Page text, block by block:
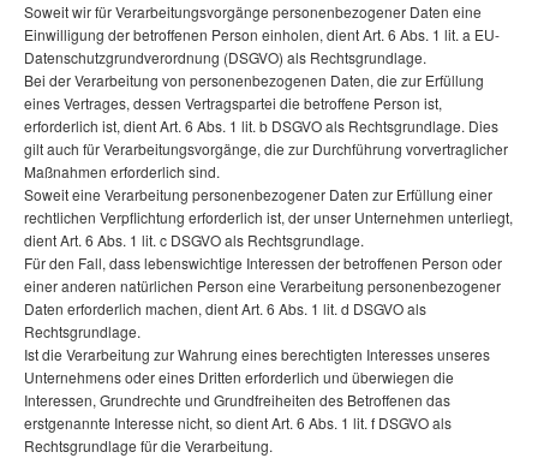
Soweit wir für Verarbeitungsvorgänge personenbezogener Daten eine
Einwilligung der betroffenen Person einholen, dient Art. 6 Abs. 1 lit. a EU-
Datenschutzgrundverordnung (DSGVO) als Rechtsgrundlage.
Bei der Verarbeitung von personenbezogenen Daten, die zur Erfüllung
eines Vertrages, dessen Vertragspartei die betroffene Person ist,
erforderlich ist, dient Art. 6 Abs. 1 lit. b DSGVO als Rechtsgrundlage. Dies
gilt auch für Verarbeitungsvorgänge, die zur Durchführung vorvertraglicher
Maßnahmen erforderlich sind.
Soweit eine Verarbeitung personenbezogener Daten zur Erfüllung einer
rechtlichen Verpflichtung erforderlich ist, der unser Unternehmen unterliegt,
dient Art. 6 Abs. 1 lit. c DSGVO als Rechtsgrundlage.
Für den Fall, dass lebenswichtige Interessen der betroffenen Person oder
einer anderen natürlichen Person eine Verarbeitung personenbezogener
Daten erforderlich machen, dient Art. 6 Abs. 1 lit. d DSGVO als
Rechtsgrundlage.
Ist die Verarbeitung zur Wahrung eines berechtigten Interesses unseres
Unternehmens oder eines Dritten erforderlich und überwiegen die
Interessen, Grundrechte und Grundfreiheiten des Betroffenen das
erstgenannte Interesse nicht, so dient Art. 6 Abs. 1 lit. f DSGVO als
Rechtsgrundlage für die Verarbeitung.